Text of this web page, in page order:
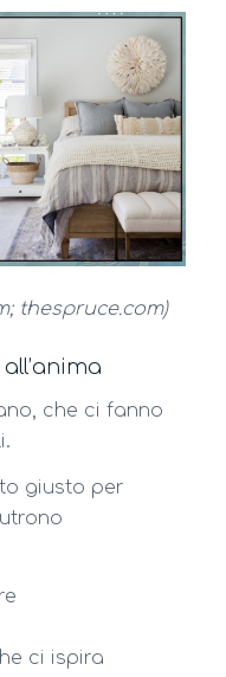
thespruce.com)
che ci fanno
giusto per
ci ispira